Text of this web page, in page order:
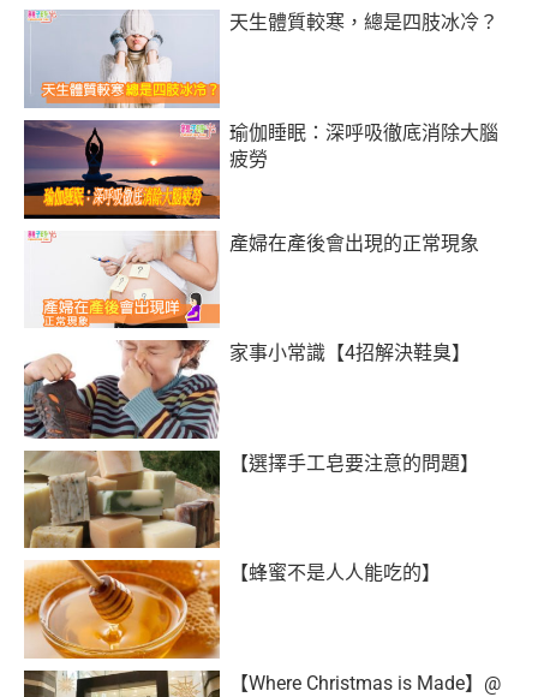
天生體質較寒，總是四肢冰冷？
瑜伽睡眠：深呼吸徹底消除大腦
疲勞
產婦在產後會出現的正常現象
家事小常識【4招解決鞋臭】
【選擇手工皂要注意的問題】
【蜂蜜不是人人能吃的】
【Where Christmas is Made】@